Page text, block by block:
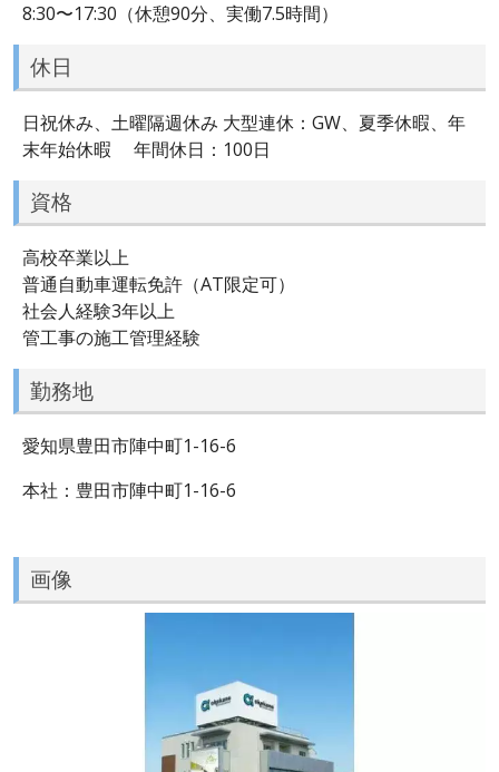
8:30〜17:30（休憩90分、実働7.5時間）
休日
日祝休み、土曜隔週休み 大型連休：GW、夏季休暇、年
末年始休暇 年間休日：100日
資格
高校卒業以上
普通自動車運転免許（AT限定可）
社会人経験3年以上
管工事の施工管理経験
勤務地
愛知県豊田市陣中町1-16-6
本社：豊田市陣中町1-16-6
画像